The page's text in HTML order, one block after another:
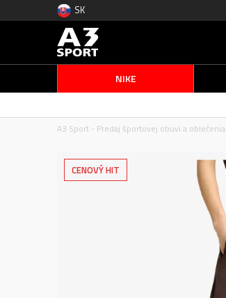
SK
NIKE
A3 Sport - Predaj športovej obuvi a oblečenia
CENOVÝ HIT